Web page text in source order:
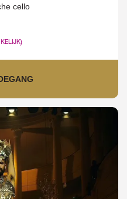
cello